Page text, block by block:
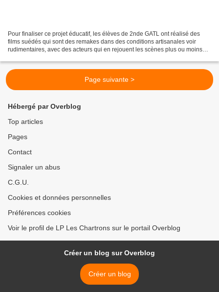
Pour finaliser ce projet éducatif, les élèves de 2nde GATL ont réalisé des
films suédés qui sont des remakes dans des conditions artisanales voir
rudimentaires, avec des acteurs qui en rejouent les scènes plus ou moins
Page suivante >
Hébergé par Overblog
Top articles
Pages
Contact
Signaler un abus
C.G.U.
Cookies et données personnelles
Préférences cookies
Voir le profil de LP Les Chartrons sur le portail Overblog
Créer un blog sur Overblog
Créer un blog